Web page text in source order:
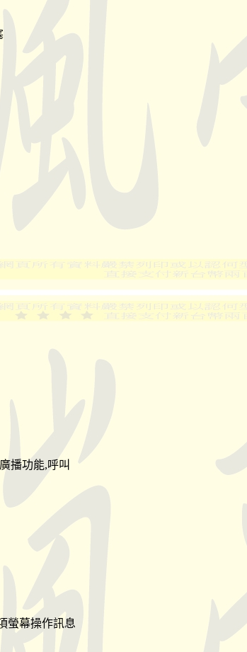
播功能,呼叫
螢幕操作訊息